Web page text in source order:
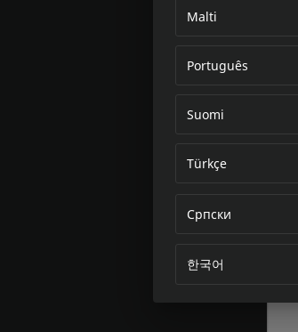
Malti
Português
Suomi
Türkçe
Српски
한국어